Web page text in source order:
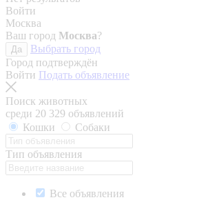
Войти
Москва
Ваш город Москва?
Да
Выбрать город
Город подтверждён
Войти Подать объявление
Поиск животных
среди 20 329 объявлений
Кошки
Собаки
Тип объявления
Все объявления